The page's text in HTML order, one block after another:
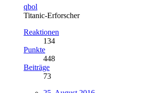
qbol
Titanic-Erforscher
Reaktionen
134
Punkte
448
Beiträge
73